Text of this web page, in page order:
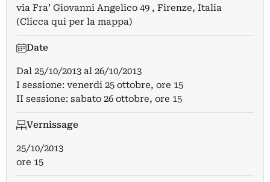
via Fra’ Giovanni Angelico 49 , Firenze, Italia
(Clicca qui per la mappa)
Date
Dal 25/10/2013 al 26/10/2013
I sessione: venerdi 25 ottobre, ore 15
II sessione: sabato 26 ottobre, ore 15
Vernissage
25/10/2013
ore 15